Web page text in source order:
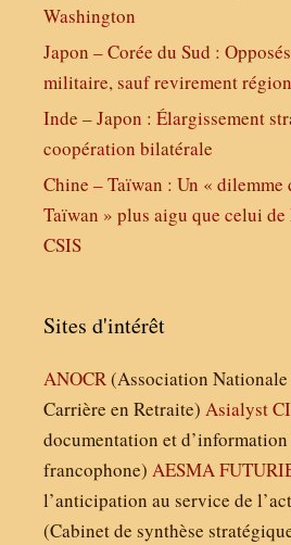
Washington
Japon – Corée du Sud :
militaire, sauf revirement
Inde – Japon : Élargissement
coopération bilatérale
Chine – Taïwan : Un « dilemme
Taïwan » plus aigu que celui
CSIS
Sites d'intérêt
ANOCR(Association Nationale
Carrière en Retraite) Asialyst
documentation et d’information
francophone) AESMA
l’anticipation au service de
(Cabinet de synthèse